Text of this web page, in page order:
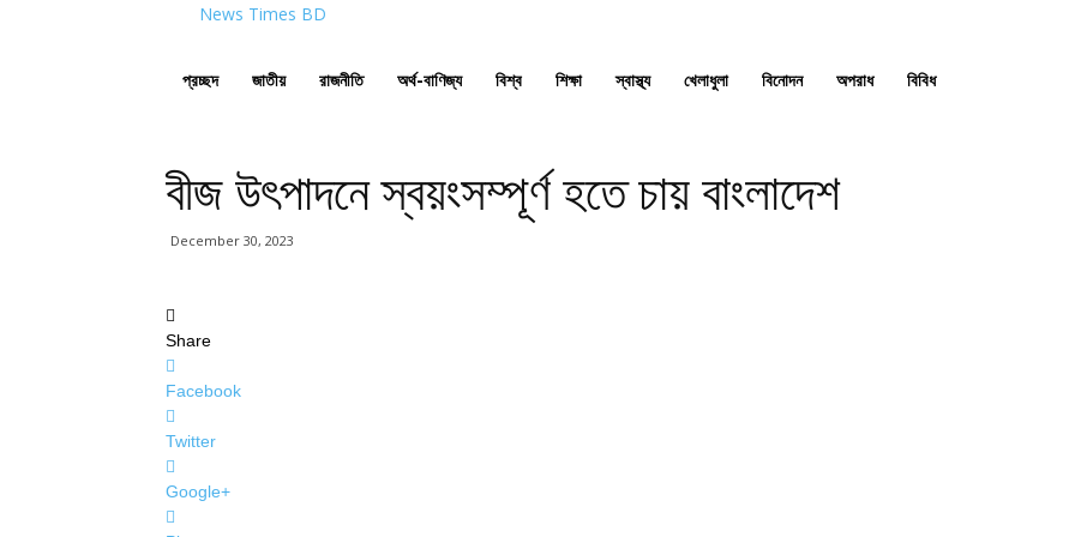
News Times BD
প্রচ্ছদ জাতীয় রাজনীতি অর্থ-বাণিজ্য বিশ্ব শিক্ষা স্বাস্থ্য খেলাধুলা বিনোদন অপরাধ বিবিধ
বীজ উৎপাদনে স্বয়ংসম্পূর্ণ হতে চায় বাংলাদেশ
December 30, 2023
Share
Facebook
Twitter
Google+